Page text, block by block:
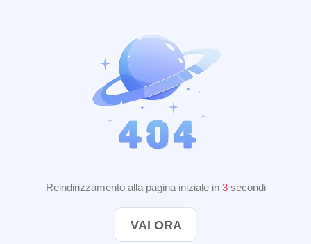
Reindirizzamento alla pagina iniziale in 3secondi
VAI ORA